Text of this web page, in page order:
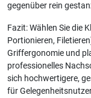
gegenüber rein
Fazit: Wählen Sie die
Portionieren,
Griffergonomie und
professionelles
sich hochwertigere,
für